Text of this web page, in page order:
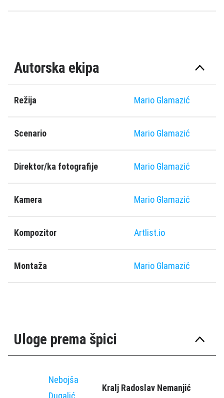
Autorska ekipa
Režija Mario Glamazić
Scenario Mario Glamazić
Direktor/ka fotografije Mario Glamazić
Kamera Mario Glamazić
Kompozitor Artlist.io
Montaža Mario Glamazić
Uloge prema špici
Nebojša
Dugalić
Kralj Radoslav Nemanjić